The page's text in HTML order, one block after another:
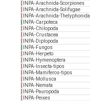
INPA-Arachnida-Scorpiones
INPA-Arachnida-Solifugae
INPA-Arachnida-Thelyphonida
INPA-Carpoteca
INPA-Chilopoda
INPA-Crustacea
INPA-Diplopoda
INPA-Fungos
INPA-Herpeto
INPA-Hymenoptera
INPA-Insecta-tipos
INPA-Mamiferos-tipos
INPA-Mollusca
INPA-Nemata
INPA-Pauropoda
INPA-Peixes